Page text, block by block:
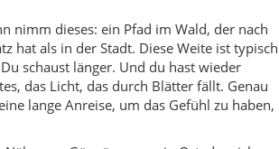
Du wirst es merken, wenn du im
ist. Oder wenn du am Marktstand
alle Zeit der Welt. Dieses „Wir müssen
als Gast – und gehst oft mit dem Gefühl,